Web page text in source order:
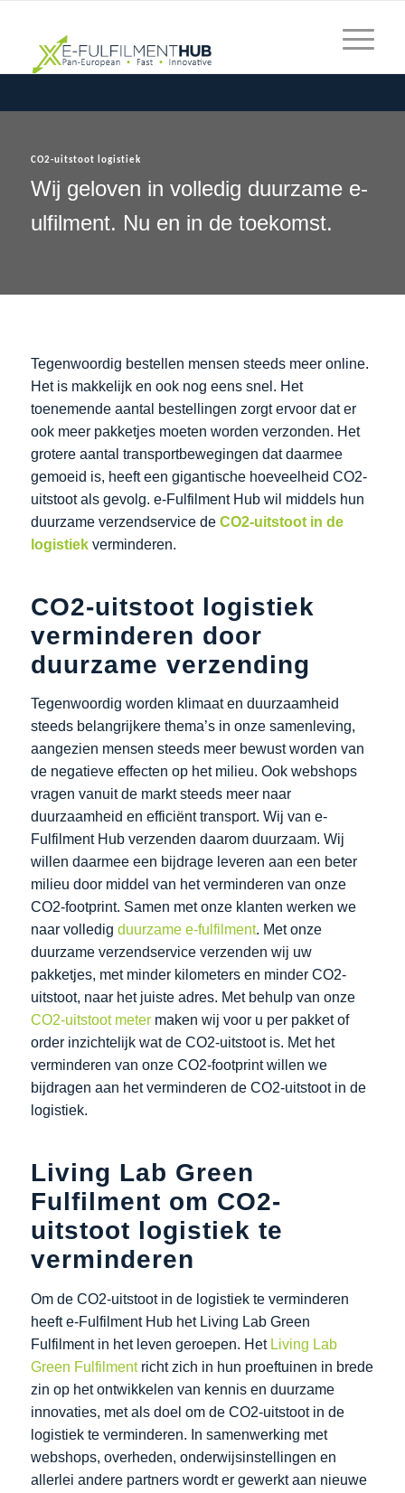
CO2-uitstoot logistiek
Wij geloven in volledig duurzame e-
ulfilment. Nu en in de toekomst.
Tegenwoordig bestellen mensen steeds meer online.
Het is makkelijk en ook nog eens snel. Het
toenemende aantal bestellingen zorgt ervoor dat er
ook meer pakketjes moeten worden verzonden. Het
grotere aantal transportbewegingen dat daarmee
gemoeid is, heeft een gigantische hoeveelheid CO2-
uitstoot als gevolg. e-Fulfilment Hub wil middels hun
duurzame verzendservice de CO2-uitstoot in de
logistiekverminderen.
CO2-uitstoot logistiek
verminderen door
duurzame verzending
Tegenwoordig worden klimaat en duurzaamheid
steeds belangrijkere thema’s in onze samenleving,
aangezien mensen steeds meer bewust worden van
de negatieve effecten op het milieu. Ook webshops
vragen vanuit de markt steeds meer naar
duurzaamheid en efficiënt transport. Wij van e-
Fulfilment Hub verzenden daarom duurzaam. Wij
willen daarmee een bijdrage leveren aan een beter
milieu door middel van het verminderen van onze
CO2-footprint. Samen met onze klanten werken we
naar volledig duurzame e-fulfilment. Met onze
duurzame verzendservice verzenden wij uw
pakketjes, met minder kilometers en minder CO2-
uitstoot, naar het juiste adres. Met behulp van onze
CO2-uitstoot metermaken wij voor u per pakket of
order inzichtelijk wat de CO2-uitstoot is. Met het
verminderen van onze CO2-footprint willen we
bijdragen aan het verminderen de CO2-uitstoot in de
logistiek.
Living Lab Green
Fulfilment om CO2-
uitstoot logistiek te
verminderen
Om de CO2-uitstoot in de logistiek te verminderen
heeft e-Fulfilment Hub het Living Lab Green
Fulfilment in het leven geroepen. Het Living Lab
Green Fulfilmentricht zich in hun proeftuinen in brede
zin op het ontwikkelen van kennis en duurzame
innovaties, met als doel om de CO2-uitstoot in de
logistiek te verminderen. In samenwerking met
webshops, overheden, onderwijsinstellingen en
allerlei andere partners wordt er gewerkt aan nieuwe